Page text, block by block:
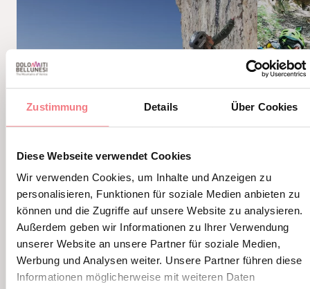
Zustimmung Details Über Cookies
Diese Webseite verwendet Cookies
Wir verwenden Cookies, um Inhalte und Anzeigen zu
personalisieren, Funktionen für soziale Medien anbieten zu
können und die Zugriffe auf unsere Website zu analysieren.
Außerdem geben wir Informationen zu Ihrer Verwendung
unserer Website an unsere Partner für soziale Medien,
Werbung und Analysen weiter. Unsere Partner führen diese
Informationen möglicherweise mit weiteren Daten
SPORTKLETTERN
Ein Kletterparadies mit